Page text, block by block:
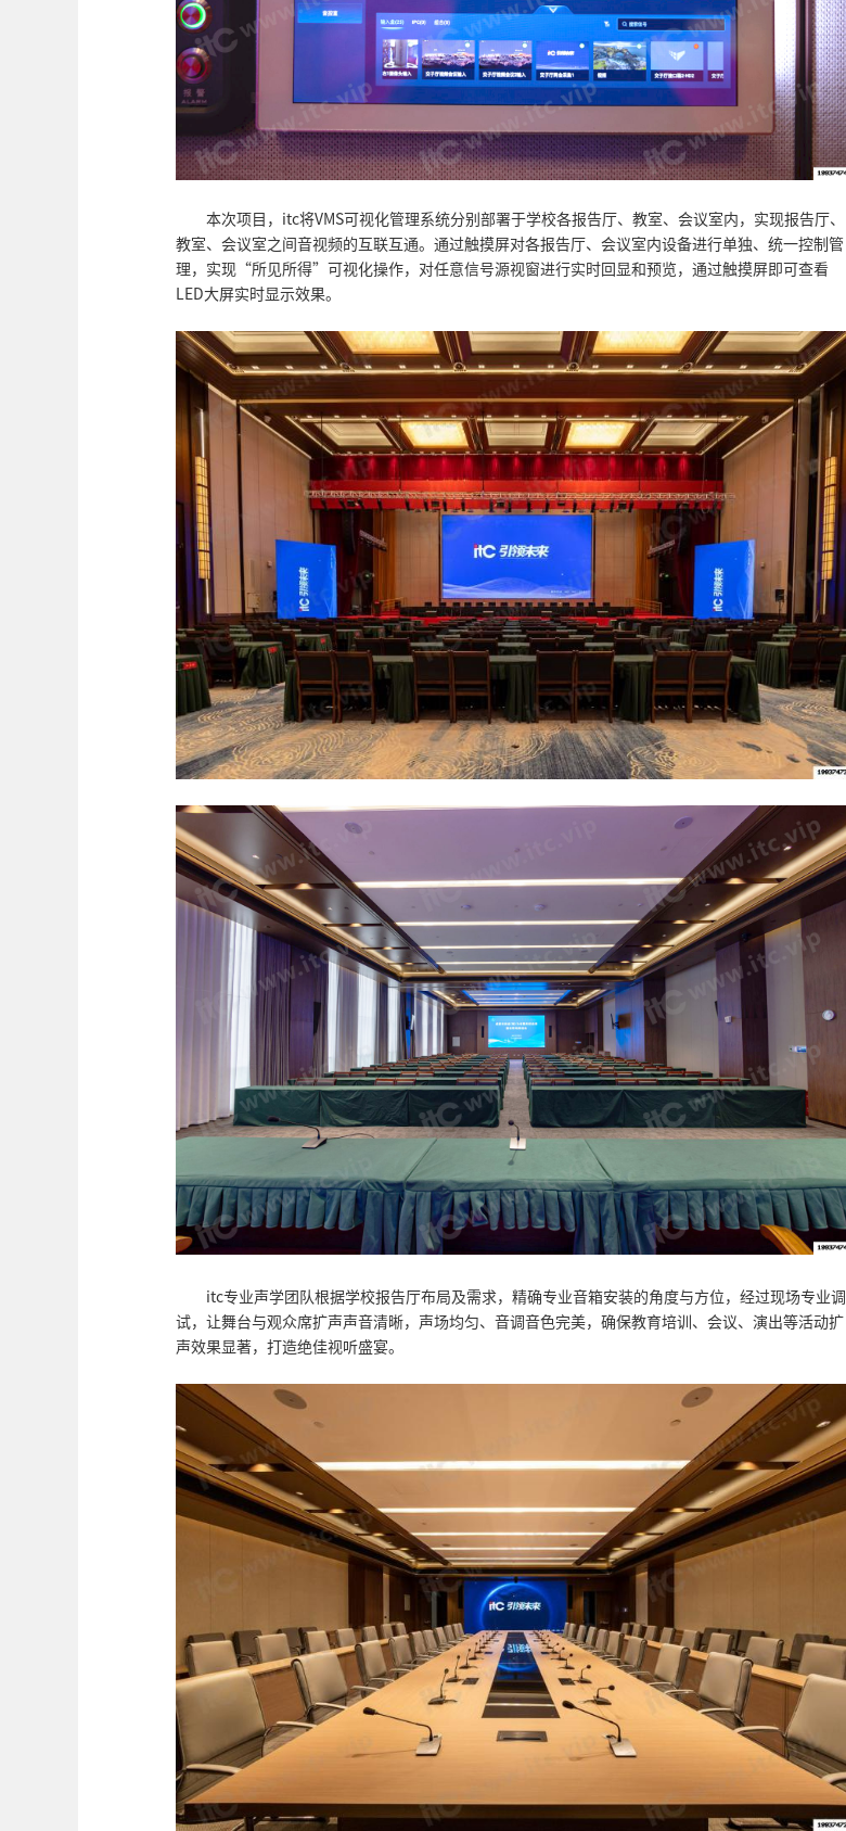
本次项目，itc将VMS可视化管理系统分别部署于学校各报告厅、教室、会议室内，实现报告厅、
教室、会议室之间音视频的互联互通。通过触摸屏对各报告厅、会议室内设备进行单独、统一控制管
理，实现“所见所得”可视化操作，对任意信号源视窗进行实时回显和预览，通过触摸屏即可查看
LED大屏实时显示效果。
itc专业声学团队根据学校报告厅布局及需求，精确专业音箱安装的角度与方位，经过现场专业调
试，让舞台与观众席扩声声音清晰，声场均匀、音调音色完美，确保教育培训、会议、演出等活动扩
声效果显著，打造绝佳视听盛宴。